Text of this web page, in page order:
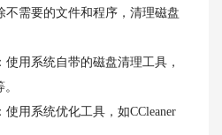
需要的文件和程序，清理磁盘
用系统自带的磁盘清理工具，
用系统优化工具，如CCleaner